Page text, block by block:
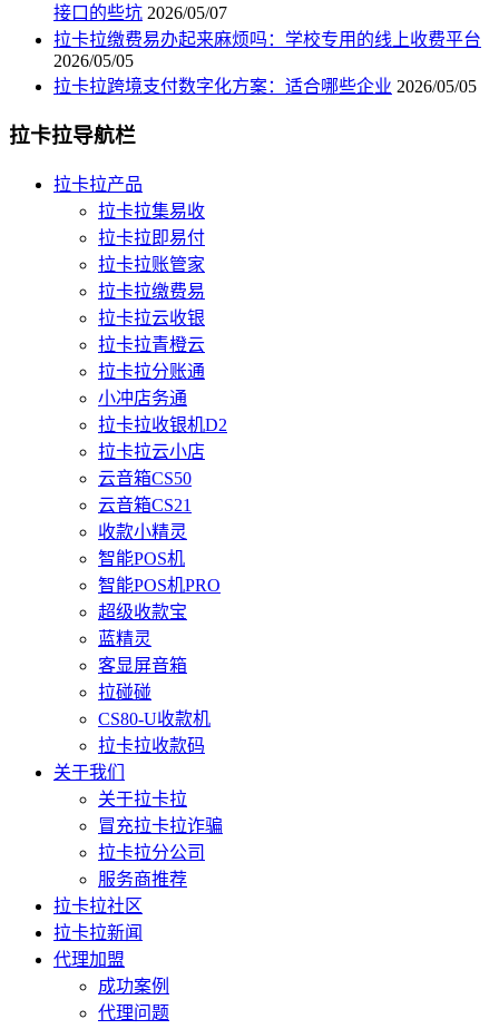
接口的些坑 2026/05/07
拉卡拉缴费易办起来麻烦吗：学校专用的线上收费平台
2026/05/05
拉卡拉跨境支付数字化方案：适合哪些企业 2026/05/05
拉卡拉导航栏
拉卡拉产品
拉卡拉集易收
拉卡拉即易付
拉卡拉账管家
拉卡拉缴费易
拉卡拉云收银
拉卡拉青橙云
拉卡拉分账通
小冲店务通
拉卡拉收银机D2
拉卡拉云小店
云音箱CS50
云音箱CS21
收款小精灵
智能POS机
智能POS机PRO
超级收款宝
蓝精灵
客显屏音箱
拉碰碰
CS80-U收款机
拉卡拉收款码
关于我们
关于拉卡拉
冒充拉卡拉诈骗
拉卡拉分公司
服务商推荐
拉卡拉社区
拉卡拉新闻
代理加盟
成功案例
代理问题